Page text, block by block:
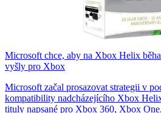
Microsoft chce, aby na Xbox Helix
vyšly pro Xbox
Microsoft začal prosazovat strategii v
kompatibility nadcházejícího Xbox
tituly napsané pro Xbox 360, Xbox